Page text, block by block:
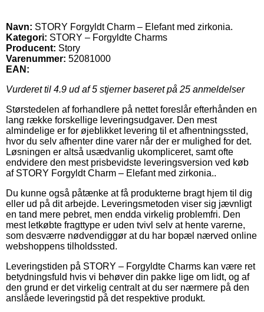
Navn: STORY Forgyldt Charm – Elefant med zirkonia.
Kategori: STORY – Forgyldte Charms
Producent: Story
Varenummer: 52081000
EAN:
Vurderet til 4.9 ud af 5 stjerner baseret på 25 anmeldelser
Størstedelen af forhandlere på nettet foreslår efterhånden en
lang række forskellige leveringsudgaver. Den mest
almindelige er for øjeblikket levering til et afhentningssted,
hvor du selv afhenter dine varer når der er mulighed for det.
Løsningen er altså usædvanlig ukompliceret, samt ofte
endvidere den mest prisbevidste leveringsversion ved køb
af STORY Forgyldt Charm – Elefant med zirkonia..
Du kunne også påtænke at få produkterne bragt hjem til dig
eller ud på dit arbejde. Leveringsmetoden viser sig jævnligt
en tand mere pebret, men endda virkelig problemfri. Den
mest letkøbte fragttype er uden tvivl selv at hente varerne,
som desværre nødvendiggør at du har bopæl nærved online
webshoppens tilholdssted.
Leveringstiden på STORY – Forgyldte Charms kan være ret
betydningsfuld hvis vi behøver din pakke lige om lidt, og af
den grund er det virkelig centralt at du ser nærmere på den
anslåede leveringstid på det respektive produkt.